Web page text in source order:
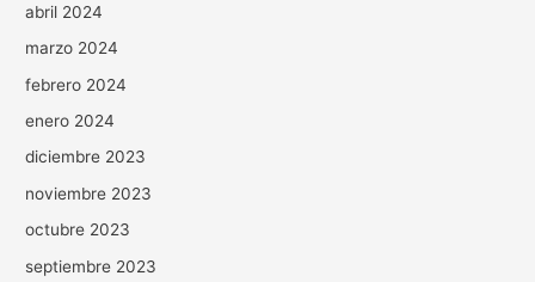
abril 2024
marzo 2024
febrero 2024
enero 2024
diciembre 2023
noviembre 2023
octubre 2023
septiembre 2023